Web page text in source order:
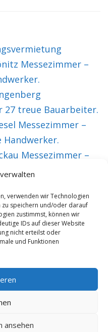
verwenden wir Technologien
speichern und/oder darauf
zustimmst, können wir
IDs auf dieser Website
nicht erteilst oder
und Funktionen
ansehen
Messezimmer –
27 treue Bauarbeiter.
Messezimmer –
Handwerker.
Messezimmer –
NÄCHSTER ARTIKEL
Messezimmer
Dieburg
sehr preiswert und